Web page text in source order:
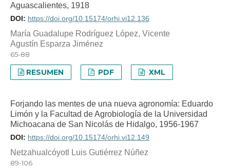
Aguascalientes, 1918
DOI: https://doi.org/10.15174/orhi.vi12.136
María Guadalupe Rodríguez López, Vicente
Agustín Esparza Jiménez
65-88
RESUMEN PDF XML
Forjando las mentes de una nueva agronomía: Eduardo
Limón y la Facultad de Agrobiología de la Universidad
Michoacana de San Nicolás de Hidalgo, 1956-1967
DOI: https://doi.org/10.15174/orhi.vi12.149
Netzahualcóyotl Luis Gutiérrez Núñez
89-106